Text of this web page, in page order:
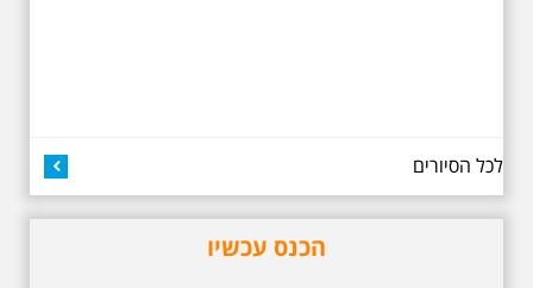
לכל הסיורים
הכנס עכשיו